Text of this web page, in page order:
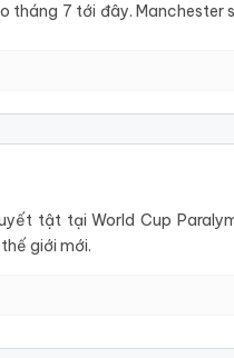
tháng 7 tới đây. Manchester
tật tại World Cup
giới mới.